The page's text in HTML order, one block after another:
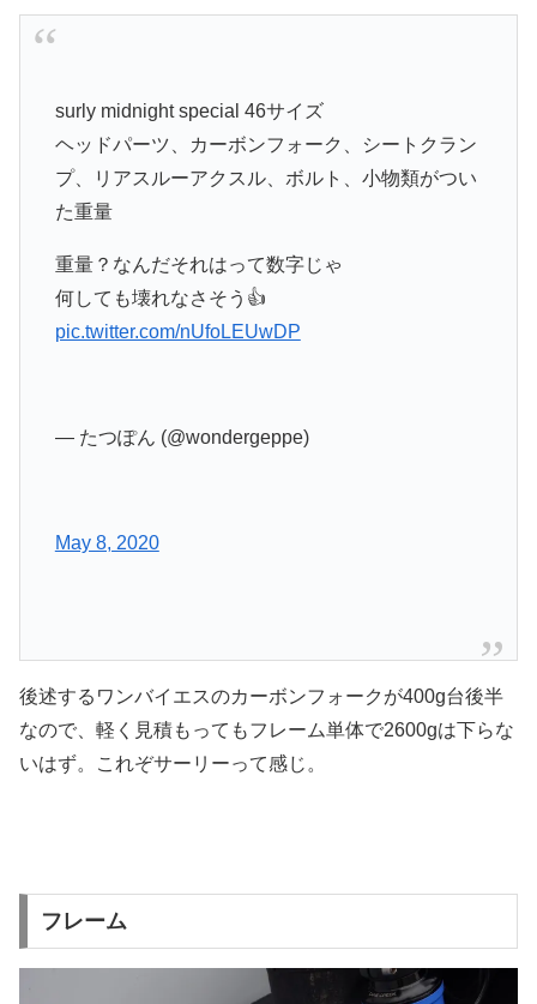
surly midnight special 46サイズ
ヘッドパーツ、カーボンフォーク、シートクラン
プ、リアスルーアクスル、ボルト、小物類がつい
た重量
重量？なんだそれはって数字じゃ
何しても壊れなさそう👍
pic.twitter.com/nUfoLEUwDP
— たつぽん (@wondergeppe)
May 8, 2020
後述するワンバイエスのカーボンフォークが400g台後半
なので、軽く見積もってもフレーム単体で2600gは下らな
いはず。これぞサーリーって感じ。
フレーム